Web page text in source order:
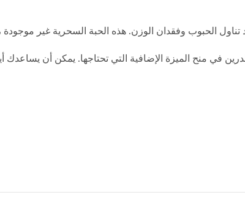
الحبوب وفقدان الوزن. هذه الحبة السحرية غير موجودة
في منح الميزة الإضافية التي تحتاجها. يمكن أن